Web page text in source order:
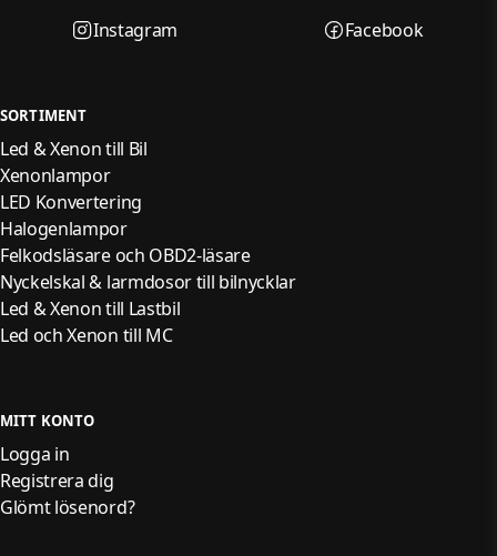
Instagram
Facebook
SORTIMENT
Led & Xenon till Bil
Xenonlampor
LED Konvertering
Halogenlampor
Felkodsläsare och OBD2-läsare
Nyckelskal & larmdosor till bilnycklar
Led & Xenon till Lastbil
Led och Xenon till MC
MITT KONTO
Logga in
Registrera dig
Glömt lösenord?